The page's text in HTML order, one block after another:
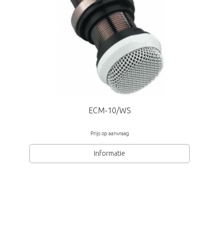
ECM-10/WS
Prijs op aanvraag
Informatie